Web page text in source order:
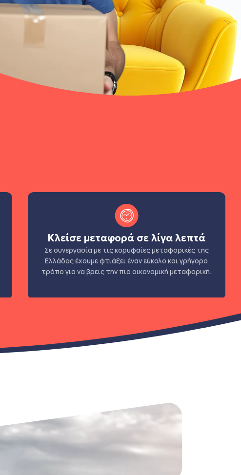
Κλείσε μεταφορά σε λίγα λεπτά
Σε συνεργασία με τις κορυφαίες μεταφορικές της
Ελλάδας έχουμε φτιάξει έναν εύκολο και γρήγορο
τρόπο για να βρεις την πιο οικονομική μεταφορική.